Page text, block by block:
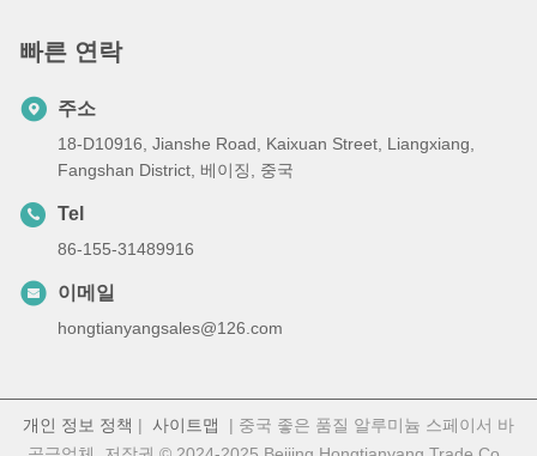
빠른 연락
주소
18-D10916, Jianshe Road, Kaixuan Street, Liangxiang,
Fangshan District, 베이징, 중국
Tel
86-155-31489916
이메일
hongtianyangsales@126.com
개인 정보 정책 | 사이트맵
| 중국 좋은 품질 알루미늄 스페이서 바